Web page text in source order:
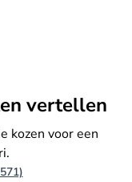
vertellen
kozen voor een